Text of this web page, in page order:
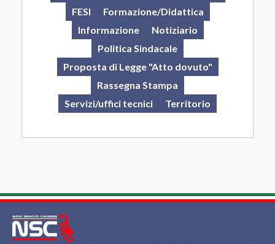
FESI
Formazione/Didattica
Informazione
Notiziario
Politica Sindacale
Proposta di Legge "Atto dovuto"
Rassegna Stampa
Servizi/uffici tecnici
Territorio